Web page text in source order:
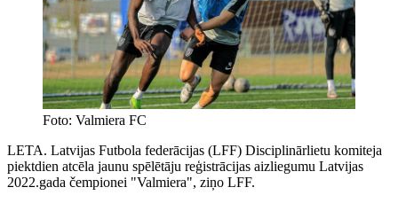
Foto: Valmiera FC
LETA. Latvijas Futbola federācijas (LFF) Disciplinārlietu komiteja
piektdien atcēla jaunu spēlētāju reģistrācijas aizliegumu Latvijas
2022.gada čempionei "Valmiera", ziņo LFF.